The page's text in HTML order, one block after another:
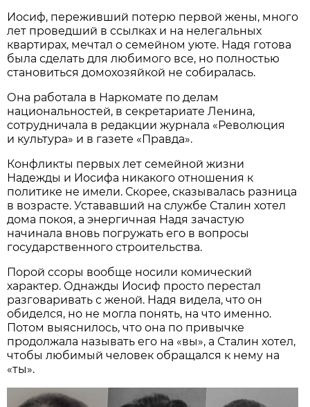
Иосиф, переживший потерю первой жены, много
лет проведший в ссылках и на нелегальных
квартирах, мечтал о семейном уюте. Надя готова
была сделать для любимого все, но полностью
становиться домохозяйкой не собиралась.
Она работала в Наркомате по делам
национальностей, в секретариате Ленина,
сотрудничала в редакции журнала «Революция
и культура» и в газете «Правда».
Конфликты первых лет семейной жизни
Надежды и Иосифа никакого отношения к
политике не имели. Скорее, сказывалась разница
в возрасте. Устававший на службе Сталин хотел
дома покоя, а энергичная Надя зачастую
начинала вновь погружать его в вопросы
государственного строительства.
Порой ссоры вообще носили комический
характер. Однажды Иосиф просто перестал
разговаривать с женой. Надя видела, что он
обиделся, но не могла понять, на что именно.
Потом выяснилось, что она по привычке
продолжала называть его на «вы», а Сталин хотел,
чтобы любимый человек обращался к нему на
«ты».